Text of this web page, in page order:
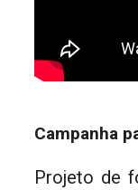
Campanha
Projeto de